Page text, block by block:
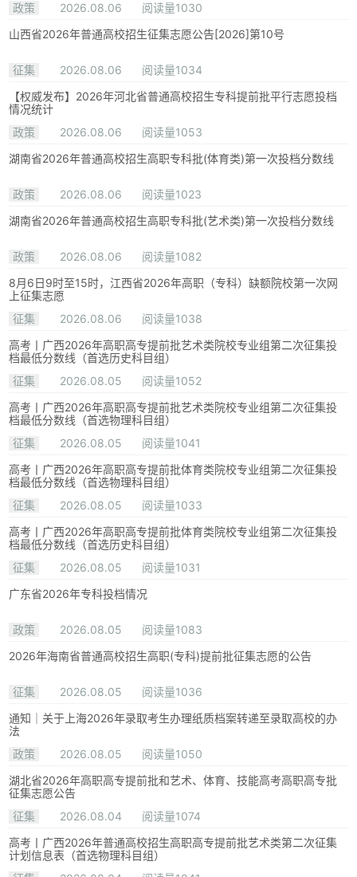
政策
2026.08.06
阅读量1030
山西省2026年普通高校招生征集志愿公告[2026]第10号
征集 2026.08.06
阅读量1034
【权威发布】2026年河北省普通高校招生专科提前批平行志愿投档
情况统计
政策
2026.08.06
阅读量1053
湖南省2026年普通高校招生高职专科批(体育类)第一次投档分数线
政策 2026.08.06
阅读量1023
湖南省2026年普通高校招生高职专科批(艺术类)第一次投档分数线
政策 2026.08.06
阅读量1082
8月6日9时至15时，江西省2026年高职（专科）缺额院校第一次网
上征集志愿
征集
2026.08.06
阅读量1038
高考丨广西2026年高职高专提前批艺术类院校专业组第二次征集投
档最低分数线（首选历史科目组）
征集
2026.08.05
阅读量1052
高考丨广西2026年高职高专提前批艺术类院校专业组第二次征集投
档最低分数线（首选物理科目组）
征集
2026.08.05
阅读量1041
高考丨广西2026年高职高专提前批体育类院校专业组第二次征集投
档最低分数线（首选物理科目组）
征集
2026.08.05
阅读量1033
高考丨广西2026年高职高专提前批体育类院校专业组第二次征集投
档最低分数线（首选历史科目组）
征集
2026.08.05
阅读量1031
广东省2026年专科投档情况
政策 2026.08.05
阅读量1083
2026年海南省普通高校招生高职(专科)提前批征集志愿的公告
征集 2026.08.05
阅读量1036
通知｜关于上海2026年录取考生办理纸质档案转递至录取高校的办
法
政策
2026.08.05
阅读量1050
湖北省2026年高职高专提前批和艺术、体育、技能高考高职高专批
征集志愿公告
征集
2026.08.04
阅读量1074
高考丨广西2026年普通高校招生高职高专提前批艺术类第二次征集
计划信息表（首选物理科目组）